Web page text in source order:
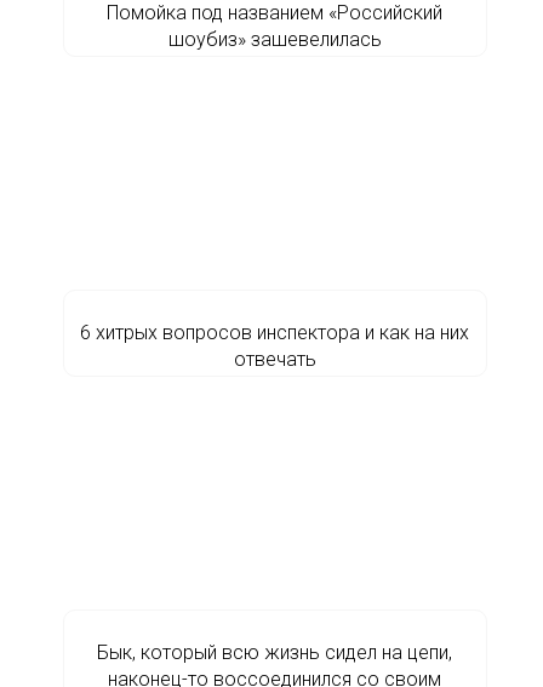
Помойка под названием «Российский
шоубиз» зашевелилась
6 хитрых вопросов инспектора и как на них
отвечать
Бык, который всю жизнь сидел на цепи,
наконец-то воссоединился со своим